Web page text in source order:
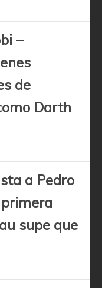
–
de
Darth
a Pedro
supe que